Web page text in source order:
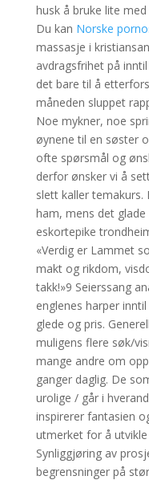
husk å bruke lite
Du kan Norske
massasje i
avdragsfrihet på
det bare til å
måneden sluppet
Noe mykner, noe
øynene til en søster
ofte spørsmål og
derfor ønsker vi å
slett kaller
ham, mens det
eskortepike
«Verdig er Lammet
makt og rikdom,
takk!»9 Seierssang
englenes harper
glede og pris.
muligens flere søk/
mange andre om
ganger daglig. De
urolige / går i
inspirerer fantasien
utmerket for å
Synliggjøring av
begrensninger på